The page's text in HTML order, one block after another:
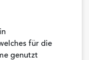
für die
genutzt